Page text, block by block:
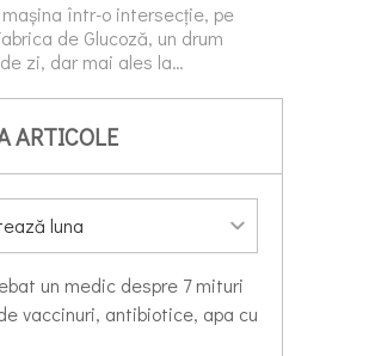
într-o intersecție, pe
de Glucoză, un drum
zi, dar mai ales la…
ARTICOLE
un medic despre 7 mituri
vaccinuri, antibiotice, apa cu